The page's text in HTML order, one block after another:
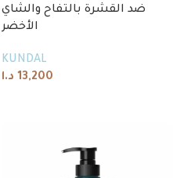
ضد القشرة بالتفاح والشاي
الأخضر
KUNDAL
13,200 د.ا